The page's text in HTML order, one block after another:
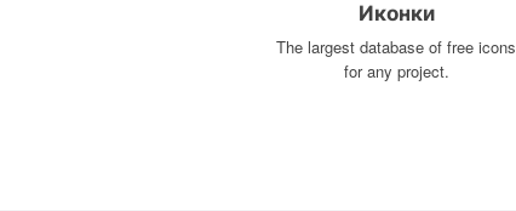
Иконки
The largest database of free icons
for any project.